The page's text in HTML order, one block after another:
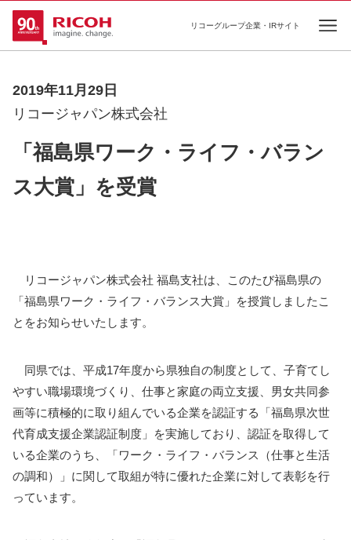
リコーグループ企業・IRサイト
2019年11月29日
リコージャパン株式会社
「福島県ワーク・ライフ・バラン
ス大賞」を受賞
リコージャパン株式会社 福島支社は、このたび福島県の
「福島県ワーク・ライフ・バランス大賞」を授賞しましたこ
とをお知らせいたします。
同県では、平成17年度から県独自の制度として、子育てし
やすい職場環境づくり、仕事と家庭の両立支援、男女共同参
画等に積極的に取り組んでいる企業を認証する「福島県次世
代育成支援企業認証制度」を実施しており、認証を取得して
いる企業のうち、「ワーク・ライフ・バランス（仕事と生活
の調和）」に関して取組が特に優れた企業に対して表彰を行
っています。